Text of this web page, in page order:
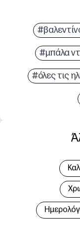
#μπάλα
#όλες τις